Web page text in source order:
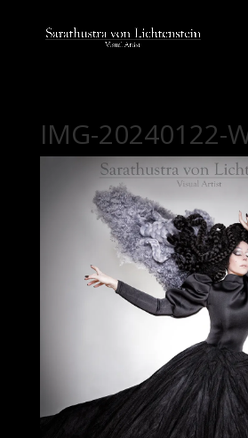
IMG-20240122-